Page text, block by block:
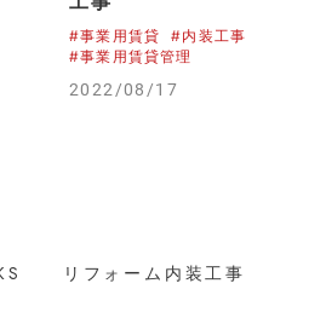
#事業用賃貸
#内装工事
#事業用賃貸管理
2022/08/17
リフォーム内装工事